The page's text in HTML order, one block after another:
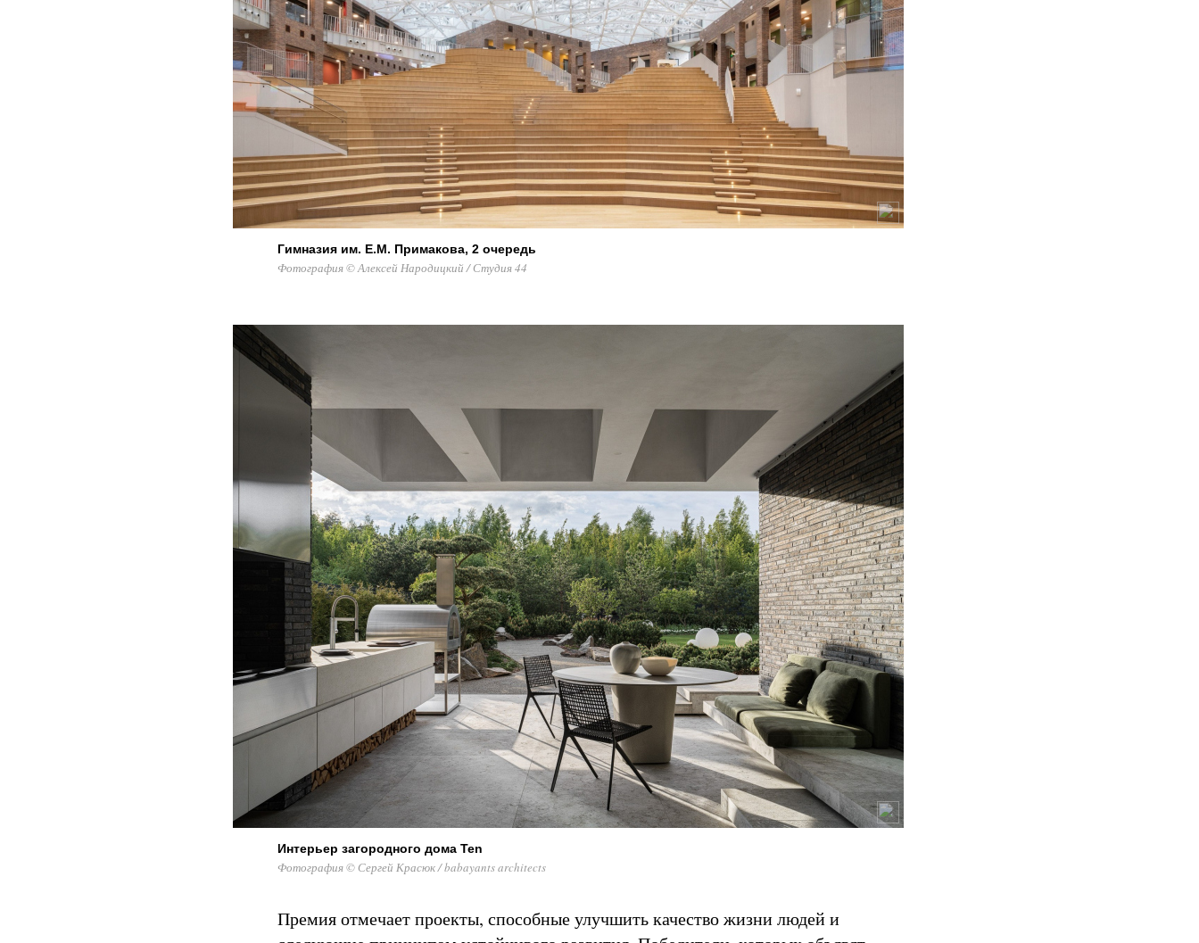
Гимназия им. Е.М. Примакова, 2 очередь
Фотография © Алексей Народицкий / Студия 44
Интерьер загородного дома Ten
Фотография © Сергей Красюк / babayants architects
Премия отмечает проекты, способные улучшить качество жизни людей и